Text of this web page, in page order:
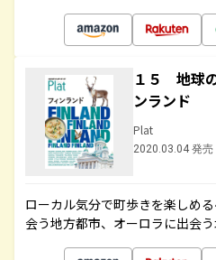
１５ 地球
ンランド
Plat
2020.03.04 発売
ローカル気分で町歩きを楽しめ
会う地方都市、オーロラに出会